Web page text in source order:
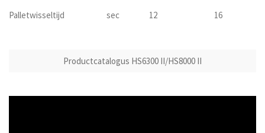
Palletwisseltijd sec 12 16
Productcatalogus HS6300 II/HS8000 II